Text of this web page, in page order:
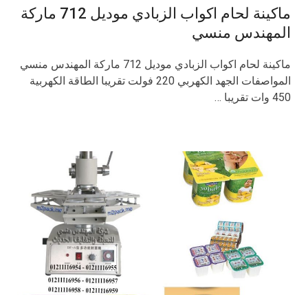
ماكينة لحام اكواب الزبادي موديل 712 ماركة
المهندس منسي
ماكينة لحام اكواب الزبادي موديل 712 ماركة المهندس منسي
المواصفات الجهد الكهربي 220 فولت تقريبا الطاقة الكهربية
450 وات تقريبا …